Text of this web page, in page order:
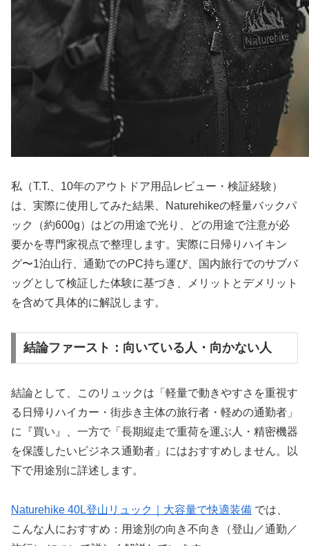
私（T.T.、10年のアウトドア用品レビュー・検証経験）
は、実際に使用してみた結果、Naturehikeの軽量バックパ
ック（約600g）はどの用途で光り、どの用途で注意が必
要かを専門家視点で整理します。実際に日帰りハイキン
グ〜1泊山行、通勤でのPC持ち運び、国内旅行でのサブバ
ッグとして検証した体験に基づき、メリットとデメリット
を含めて具体的に解説します。
結論ファースト：向いている人・向かない人
結論として、このリュックは「軽量で動きやすさを重視す
る日帰りハイカー・街歩き主体の旅行者・軽めの通勤者」
に『買い』、一方で「長期縦走で重荷を運ぶ人・精密機器
を保護したいビジネス通勤者」にはおすすめしません。以
下で用途別に詳述します。
Naturehike 40L登山リュック｜大容量で快適装備 では、
こんな人におすすめ：用途別の向き不向き（登山／通勤／